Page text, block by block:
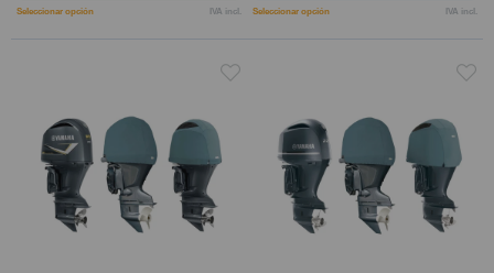
Seleccionar opción IVA incl. Seleccionar opción IVA incl.